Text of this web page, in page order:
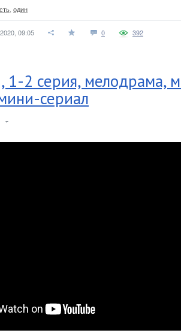
один
09:05 0 392
2 серия, мелодрама,
сериал